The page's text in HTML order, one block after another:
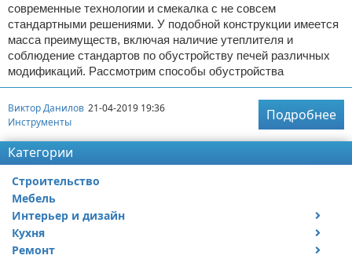
современные технологии и смекалка с не совсем
стандартными решениями. У подобной конструкции имеется
масса преимуществ, включая наличие утеплителя и
соблюдение стандартов по обустройству печей различных
модификаций. Рассмотрим способы обустройства
Виктор Данилов 21-04-2019 19:36
Инструменты
Подробнее
Категории
Строительство
Мебель
Интерьер и дизайн
Дизайн дачи
Дизайн квартиры
Кухня
Посуда
Ремонт